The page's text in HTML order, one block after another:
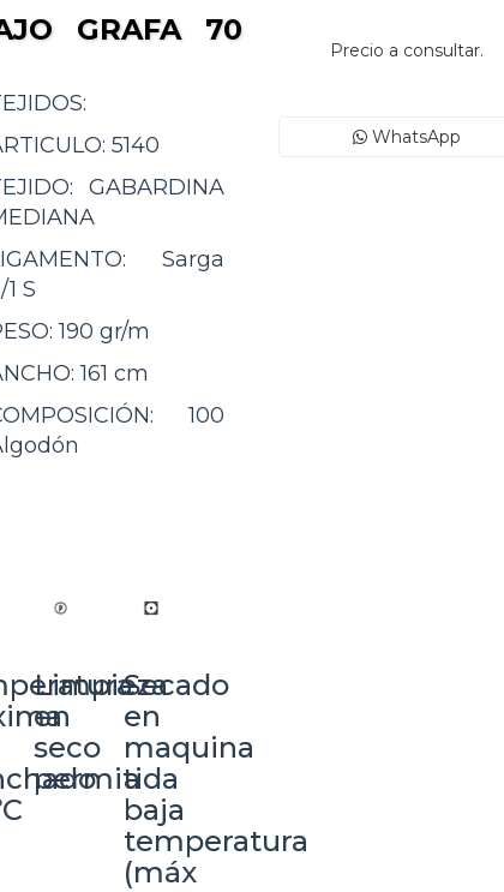
GRAFA 70
5140
GABARDINA
Sarga
1 S
190 gr/m
161 cm
100
Limpieza
en
seco
permitida
Secado
en
maquina
a
baja
temperatura
(máx
Precio a consultar.
WhatsApp